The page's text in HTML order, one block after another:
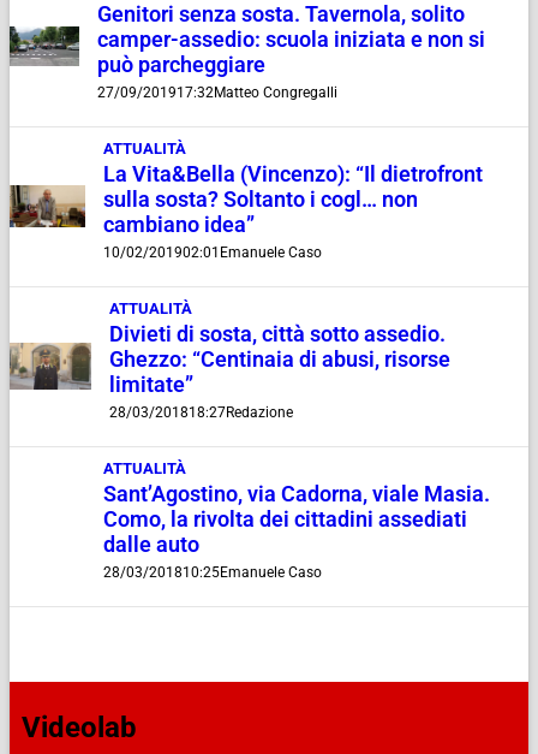
Genitori senza sosta. Tavernola, solito
camper-assedio: scuola iniziata e non si
può parcheggiare
27/09/201917:32Matteo Congregalli
ATTUALITÀ
La Vita&Bella (Vincenzo): “Il dietrofront
sulla sosta? Soltanto i cogl… non
cambiano idea”
10/02/201902:01 Emanuele Caso
ATTUALITÀ
Divieti di sosta, città sotto assedio.
Ghezzo: “Centinaia di abusi, risorse
limitate”
28/03/201818:27Redazione
ATTUALITÀ
Sant’Agostino, via Cadorna, viale Masia.
Como, la rivolta dei cittadini assediati
dalle auto
28/03/201810:25Emanuele Caso
Videolab